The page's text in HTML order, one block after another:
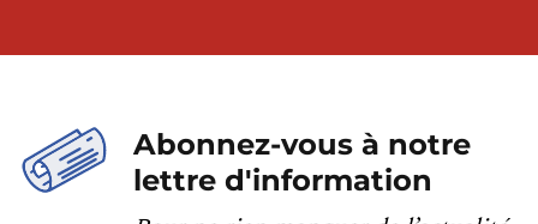
Abonnez-vous à notre
lettre d'information